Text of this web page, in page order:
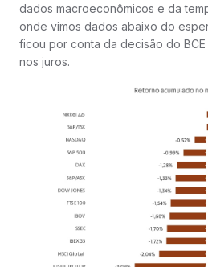
dados macroeconômicos e da
onde vimos dados abaixo do
ficou por conta da decisão do
nos juros.